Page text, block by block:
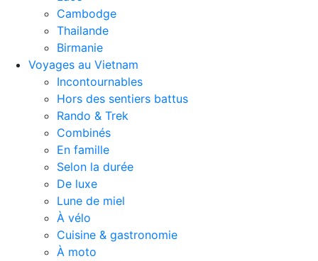
Cambodge
Thailande
Birmanie
Voyages au Vietnam
Incontournables
Hors des sentiers battus
Rando & Trek
Combinés
En famille
Selon la durée
De luxe
Lune de miel
À vélo
Cuisine & gastronomie
À moto